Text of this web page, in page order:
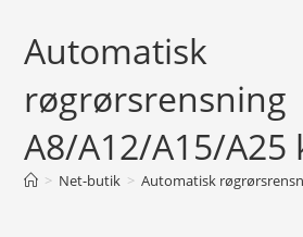
Automatisk
røgrørsrensning
A8/A12/A15/A25
> Net-butik > Automatisk